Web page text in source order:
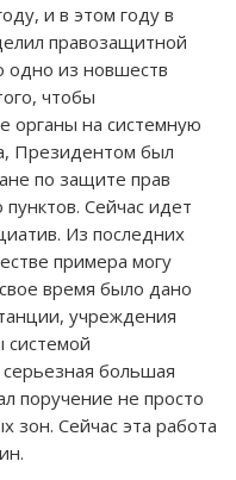
и в этом году в
правозащитной
одно из новшеств
чтобы
органы на системную
Президентом был
по защите прав
Сейчас идет
Из последних
примера могу
время было дано
учреждения
большая
поручение не просто
зон. Сейчас эта работа